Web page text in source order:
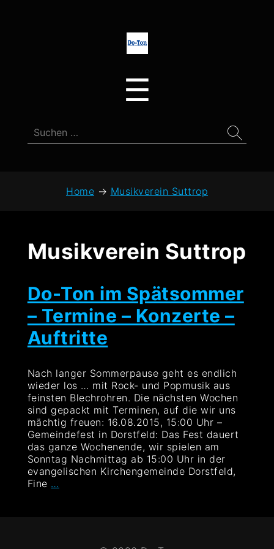
Do-
Ton
☰
Suchen
nach:
Home → Musikverein Suttrop
Musikverein Suttrop
Do-Ton im Spätsommer
– Termine – Konzerte –
Auftritte
Nach langer Sommerpause geht es endlich
wieder los … mit Rock- und Popmusik aus
feinsten Blechrohren. Die nächsten Wochen
sind gepackt mit Terminen, auf die wir uns
mächtig freuen: 16.08.2015, 15:00 Uhr –
Gemeindefest in Dorstfeld: Das Fest dauert
das ganze Wochenende, wir spielen am
Sonntag Nachmittag ab 15:00 Uhr in der
evangelischen Kirchengemeinde Dorstfeld,
Fine …